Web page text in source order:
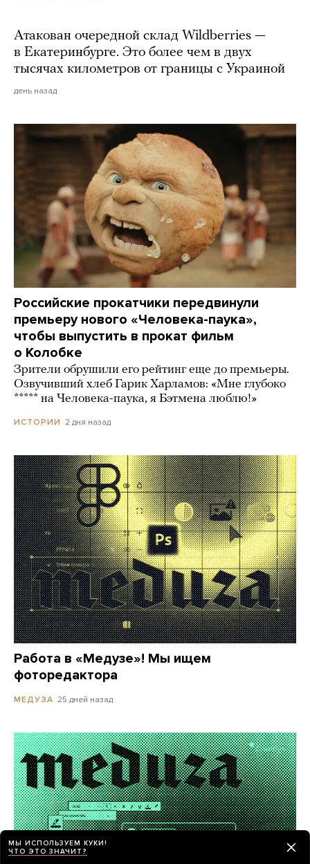
Атакован очередной склад Wildberries —
в Екатеринбурге. Это более чем в двух
тысячах километров от границы с Украиной
день назад
Российские прокатчики передвинули
премьеру нового «Человека-паука»,
чтобы выпустить в прокат фильм
о Колобке
Зрители обрушили его рейтинг еще до премьеры.
Озвучивший хлеб Гарик Харламов: «Мне глубоко
***** на Человека-паука, я Бэтмена люблю!»
ИСТОРИИ 2 дня назад
Работа в «Медузе»! Мы ищем
фоторедактора
МЕДУЗА 25 дней назад
МЫ ИСПОЛЬЗУЕМ КУКИ!
ЧТО ЭТО ЗНАЧИТ?